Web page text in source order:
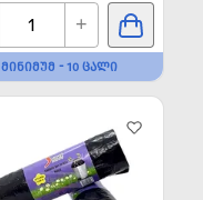
+
ᲛᲘᲜᲘᲛᲣᲛ - 10 ᲪᲐᲚᲘ